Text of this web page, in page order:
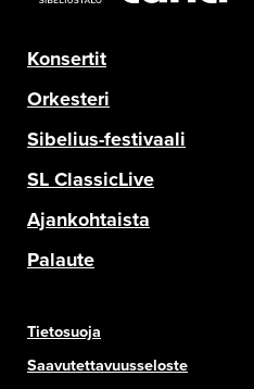
Konsertit
Orkesteri
Sibelius-festivaali
SL ClassicLive
Ajankohtaista
Palaute
Tietosuoja
Saavutettavuusseloste